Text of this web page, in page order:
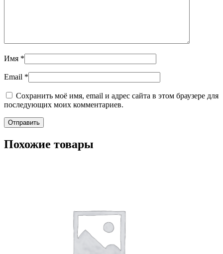
Имя *
Email *
Сохранить моё имя, email и адрес сайта в этом браузере для
последующих моих комментариев.
Похожие товары